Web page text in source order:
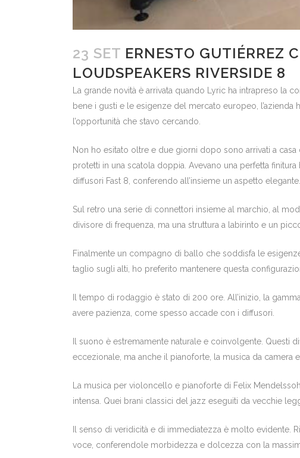
23 SET ERNESTO GUTIÉRREZ
LOUDSPEAKERS RIVERSIDE 8
La grande novità è arrivata quando Lyric ha intrapreso la
bene i gusti e le esigenze del mercato europeo,
l’opportunità che stavo cercando.
Non ho esitato oltre e due giorni dopo sono arrivati a
protetti in una scatola doppia. Avevano una perfetta
diffusori Fast 8, conferendo all’insieme un aspetto elegante.
Sul retro una serie di connettori insieme al marchio, al
divisore di frequenza, ma una struttura a labirinto e un
Finalmente un compagno di ballo che soddisfa le
taglio sugli alti, ho preferito mantenere questa
Il tempo di rodaggio è stato di 200 ore. All’inizio, la
avere pazienza, come spesso accade con i diffusori.
Il suono è estremamente naturale e coinvolgente. Questi
eccezionale, ma anche il pianoforte, la musica da camera
La musica per violoncello e pianoforte di Felix
intensa. Quei brani classici del jazz eseguiti da vecchie
Il senso di veridicità e di immediatezza è molto evidente.
voce, conferendole morbidezza e dolcezza con la